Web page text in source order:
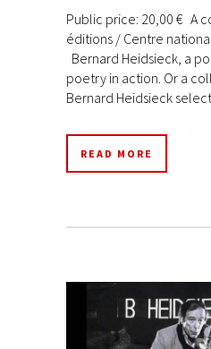
Public price: 20,00 € A
éditions / Centre
Bernard Heidsieck, a
poetry in action. Or a
Bernard Heidsieck
READ MORE